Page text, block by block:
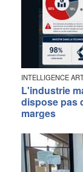
INTELLIGENCE
L'industrie
dispose pas
marges